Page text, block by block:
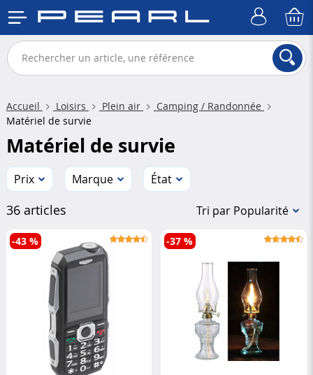
Accueil Loisirs Plein air
Camping / Randonnée
Matériel de survie
Matériel de survie
Prix Marque État
36 articles Tri par Popularité
-43 % -37 %